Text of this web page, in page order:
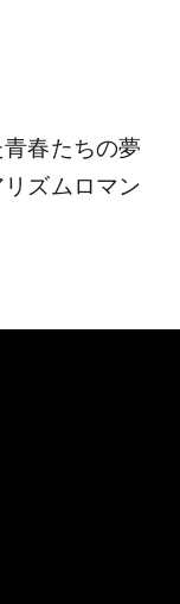
春たちの夢
ズムロマン